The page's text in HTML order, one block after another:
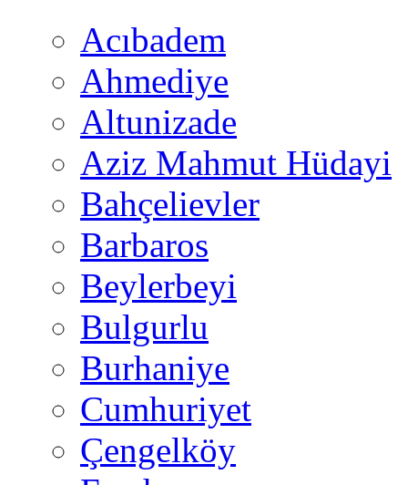
Acıbadem
Ahmediye
Altunizade
Aziz Mahmut Hüdayi
Bahçelievler
Barbaros
Beylerbeyi
Bulgurlu
Burhaniye
Cumhuriyet
Çengelköy